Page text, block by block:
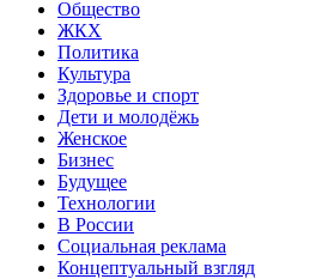
Общество
ЖКХ
Политика
Культура
Здоровье и спорт
Дети и молодёжь
Женское
Бизнес
Будущее
Технологии
В России
Социальная реклама
Концептуальный взгляд